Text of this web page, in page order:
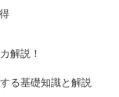
解説！
る基礎知識と解説